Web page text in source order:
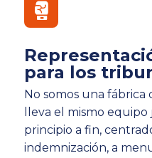
para los
No somos una fábrica
lleva el mismo
principio a fin,
indemnización, a